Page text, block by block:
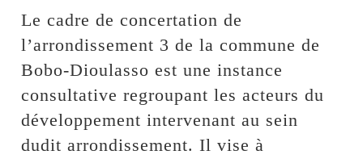
Le cadre de concertation de
l’arrondissement 3 de la commune de
Bobo-Dioulasso est une instance
consultative regroupant les acteurs du
développement intervenant au sein
dudit arrondissement. Il vise à